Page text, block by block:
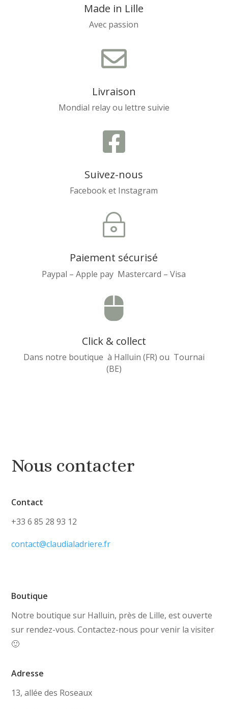
Made in Lille
Avec passion

Livraison
Mondial relay ou lettre suivie

Suivez-nous
Facebook et Instagram
~
Paiement sécurisé
Paypal – Apple pay Mastercard – Visa

Click & collect
Dans notre boutique à Halluin (FR) ou Tournai
(BE)
Nous contacter
Contact
+33 6 85 28 93 12
contact@claudialadriere.fr
Boutique
Notre boutique sur Halluin, près de Lille, est ouverte
sur rendez-vous. Contactez-nous pour venir la visiter
🙂
Adresse
13, allée des Roseaux